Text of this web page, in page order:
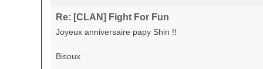
Re: [CLAN] Fight For Fun
Joyeux anniversaire papy Shin !!
Bisoux